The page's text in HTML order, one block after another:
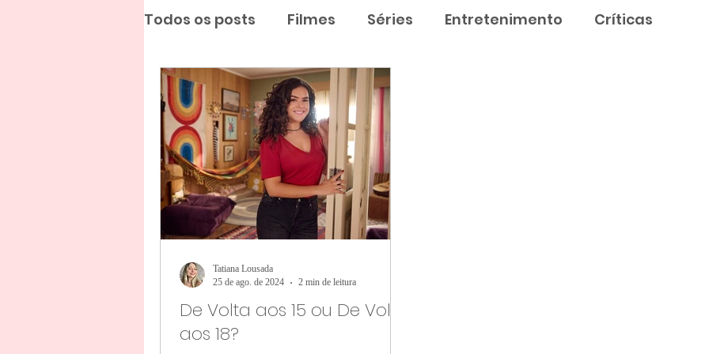
Todos os posts Filmes Séries Entretenimento Críticas
De Volta aos 15 ou De Volta
aos 18?
Tatiana Lousada
25 de ago. de 2024
2 min de leitura